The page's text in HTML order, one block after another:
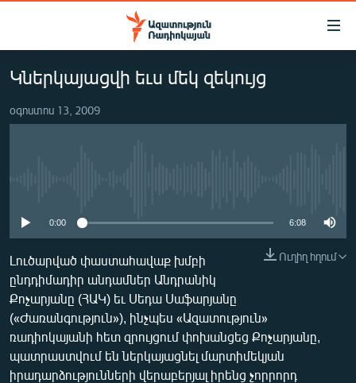
Մատչելիության
հիմնական
Անցնել
ԱԶԱՏՈՒԹՅՈՒՆ TV
ՀԱՅԱՍՏԱՆ
ՀԱՍԱՐԱԿՈՒԹՅՈՒՆ
ՏՆՏԵՍՈՒԹՅՈՒՆ
ՂԱՐԱԲԱՂ
ՊԱՏԵՐԱԶՄԻ 6 ՇԱԲԱԹՆԵՐԸ
ՏԱՐԱԾԱՇՐՋԱՆ
ՄԻՋԱԶԳԱՅԻՆ
Կներկայացվի եւս մեկ զեկույց
օգոստոս 13, 2009
0:00 6:08
Ուղիղ հղում
Լուծարված փաստահավաք խմբի
ընդդիմադիր անդամներ Անդրանիկ
Քոչարյանը (ՀԱԿ) եւ Սեդա Սաֆարյանը
(«Ժառանգություն»), ինչպես «Ազատություն»
ռադիոկայանի հետ զրույցում փոխանցեց Քոչարյանը,
պատրաստվում են ներկայացնել մարտիմեկյան
իրադարձությունների վերաբերյալ իրենց չորրորդ